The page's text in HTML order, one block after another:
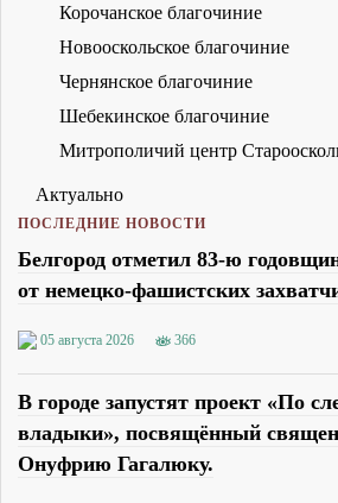
Корочанское благочиние
Новооскольское благочиние
Чернянское благочиние
Шебекинское благочиние
Митрополичий центр
Актуально
ПОСЛЕДНИЕ НОВОСТИ
Белгород отметил 83-ю
от немецко-фашистских
05 августа 2026 366
В городе запустят проект «По
владыки», посвящённый
Онуфрию Гагалюку.